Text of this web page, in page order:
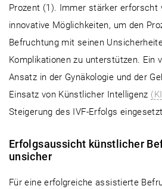
Prozent (1). Immer stärker erforscht
innovative Möglichkeiten, um den
Befruchtung mit seinen
Komplikationen zu unterstützen. Ein
Ansatz in der Gynäkologie und der
Einsatz von Künstlicher Intelligenz
Steigerung des IVF-Erfolgs
Erfolgsaussicht künstlicher
unsicher
Für eine erfolgreiche assistierte